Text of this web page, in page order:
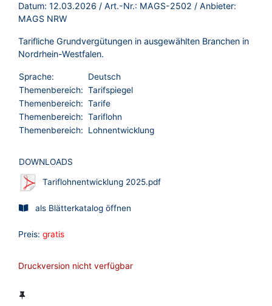
Datum: 12.03.2026 / Art.-Nr.: MAGS-2502 / Anbieter:
MAGS NRW
Tarifliche Grundvergütungen in ausgewählten Branchen in
Nordrhein-Westfalen.
Sprache:
Deutsch
Themenbereich: Tarifspiegel
Themenbereich: Tarife
Themenbereich: Tariflohn
Themenbereich:
Lohnentwicklung
DOWNLOADS
Tariflohnentwicklung 2025.pdf
als Blätterkatalog öffnen
Preis: gratis
Druckversion nicht verfügbar